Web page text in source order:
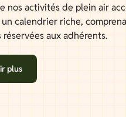
nos activités de plein air
un calendrier riche,
aux adhérents.
plus